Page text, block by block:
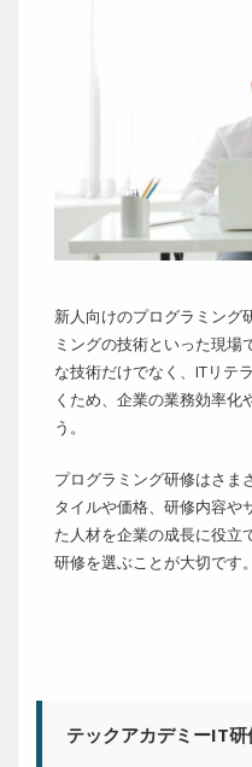
新人向けのプログラミング
ミングの技術といった現場
な技術だけでなく、ITリテ
くため、企業の業務効率化
う。
プログラミング研修はさま
タイルや価格、研修内容や
た人材を企業の成長に役立
研修を選ぶことが大切です。
テックアカデミーIT